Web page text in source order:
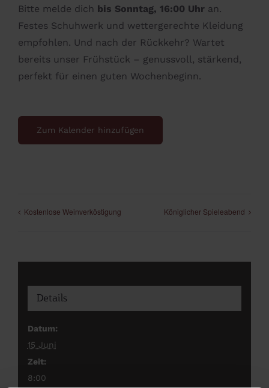
Bitte melde dich bis Sonntag, 16:00 Uhr an.
Festes Schuhwerk und wettergerechte Kleidung
empfohlen. Und nach der Rückkehr? Wartet
bereits unser Frühstück – genussvoll, stärkend,
perfekt für einen guten Wochenbeginn.
Zum Kalender hinzufügen
Kostenlose Weinverköstigung Königlicher Spieleabend
Details
Datum:
15 Juni
Zeit:
8:00